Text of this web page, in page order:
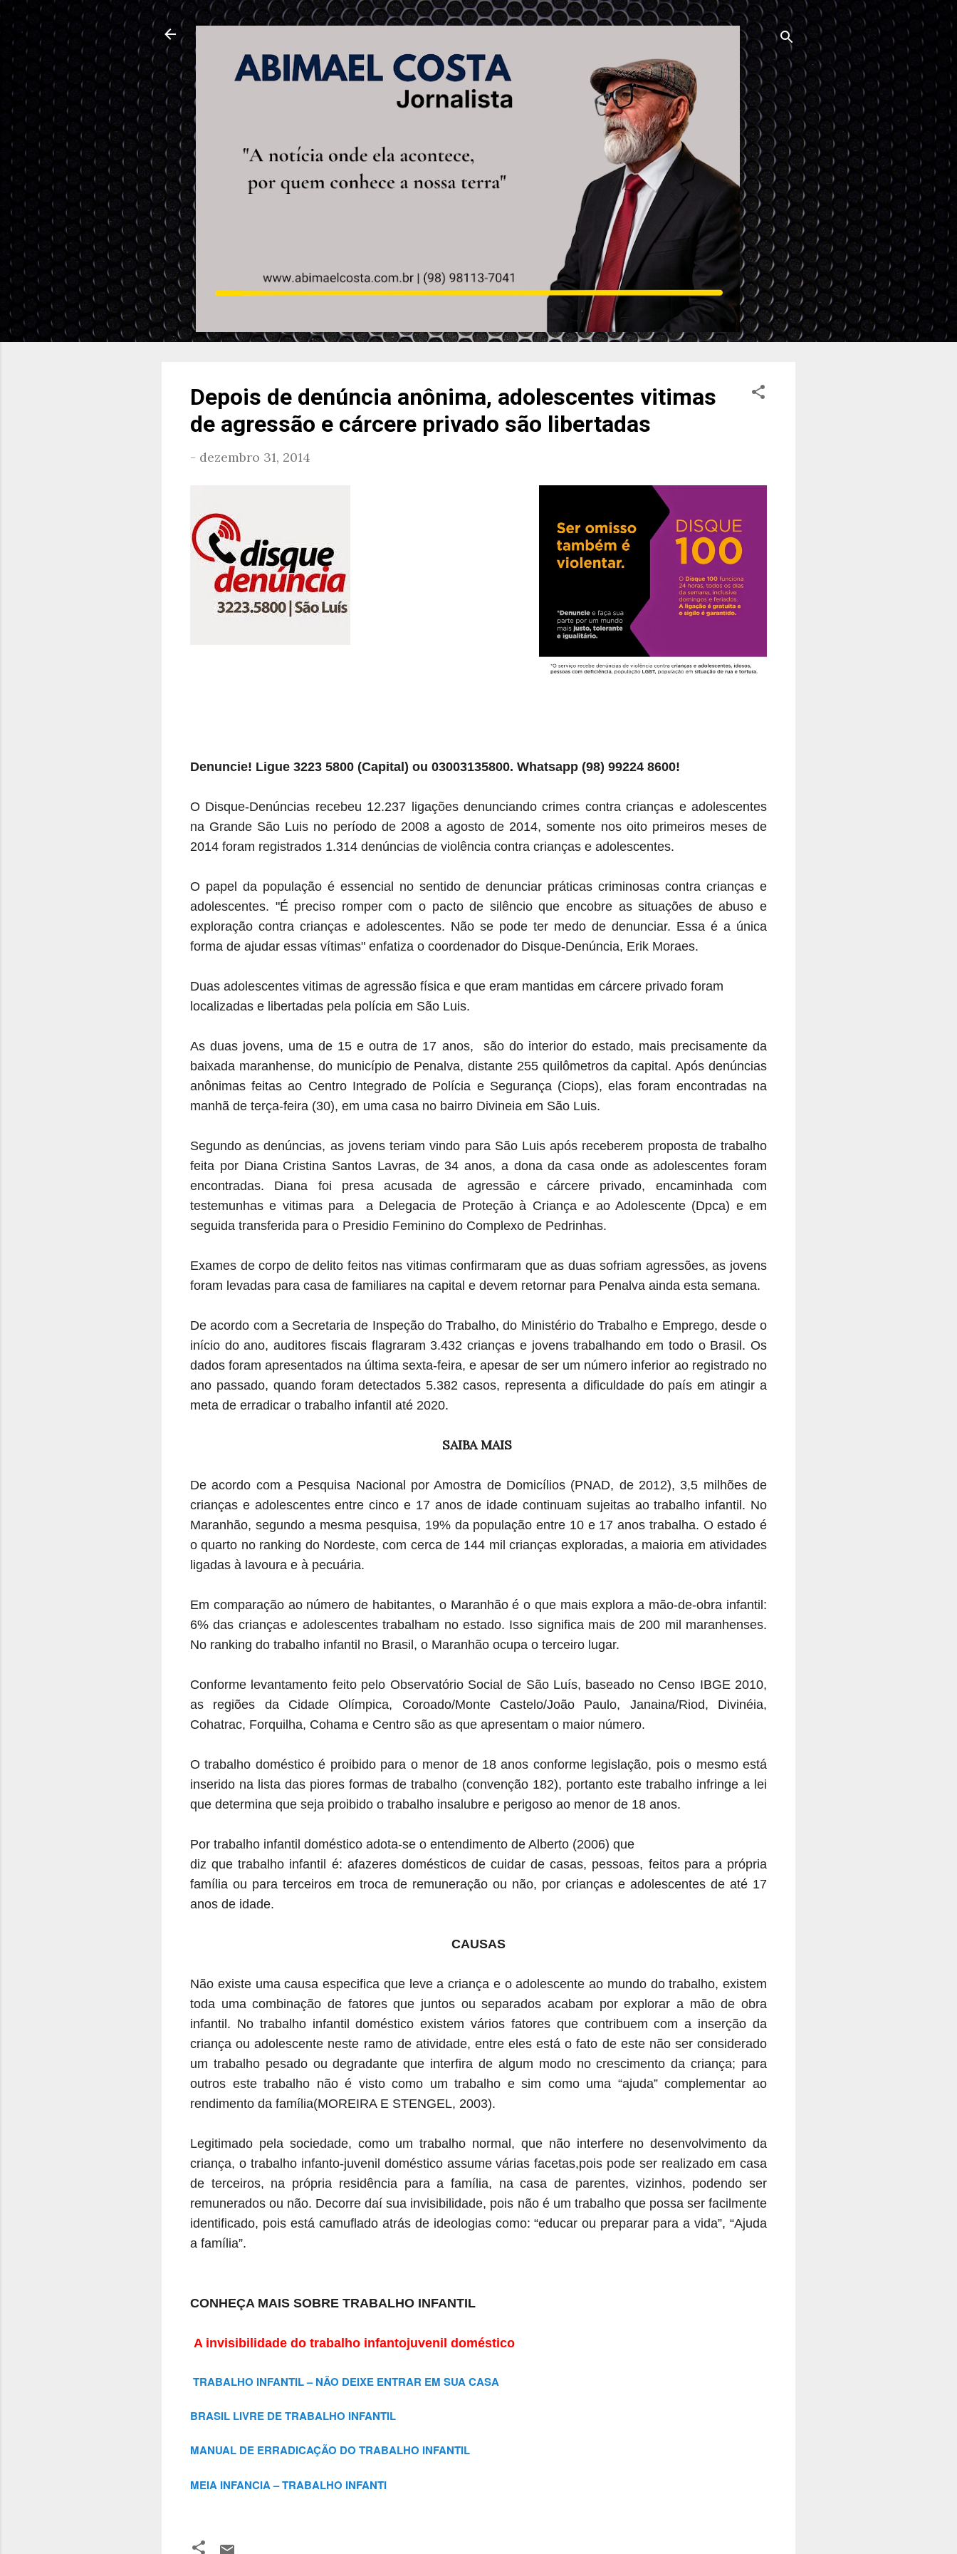
Pular para o conteúdo principal
Depois de denúncia anônima, adolescentes vitimas
de agressão e cárcere privado são libertadas
- dezembro 31, 2014
Denuncie! Ligue 3223 5800 (Capital) ou 03003135800. Whatsapp (98) 99224 8600!
O Disque-Denúncias recebeu 12.237 ligações denunciando crimes contra crianças e adolescentes
na Grande São Luis no período de 2008 a agosto de 2014, somente nos oito primeiros meses de
2014 foram registrados 1.314 denúncias de violência contra crianças e adolescentes.
O papel da população é essencial no sentido de denunciar práticas criminosas contra crianças e
adolescentes. "É preciso romper com o pacto de silêncio que encobre as situações de abuso e
exploração contra crianças e adolescentes. Não se pode ter medo de denunciar. Essa é a única
forma de ajudar essas vítimas" enfatiza o coordenador do Disque-Denúncia, Erik Moraes.
Duas adolescentes vitimas de agressão física e que eram mantidas em cárcere privado foram
localizadas e libertadas pela polícia em São Luis.
As duas jovens, uma de 15 e outra de 17 anos,
são do interior do estado, mais precisamente da
baixada maranhense, do município de Penalva, distante 255 quilômetros da capital. Após denúncias
anônimas feitas ao Centro Integrado de Polícia e Segurança (Ciops), elas foram encontradas na
manhã de terça-feira (30), em uma casa no bairro Divineia em São Luis.
Segundo as denúncias, as jovensteriam vindo para São Luis após receberem proposta de trabalho
feita por Diana Cristina Santos Lavras, de 34 anos, a dona da casa onde as adolescentes foram
encontradas. Diana foi presaacusada de agressão e cárcere privado, encaminhada com
testemunhas e vitimas para
a Delegacia de Proteção à Criança e ao Adolescente (Dpca) e em
seguida transferida para o Presidio Feminino do Complexo de Pedrinhas.
Exames de corpo de delito feitos nas vitimas confirmaram que as duas sofriam agressões, as jovens
foram levadas para casa de familiares na capital e devem retornar para Penalva ainda esta semana.
De acordo com a Secretaria de Inspeção do Trabalho, do Ministério do Trabalho e Emprego, desde o
início do ano, auditores fiscais flagraram 3.432 crianças e jovens trabalhando em todo o Brasil. Os
dados foram apresentados na última sexta-feira, e apesar de ser um número inferior ao registrado no
ano passado, quando foram detectados 5.382 casos, representa a dificuldade do país em atingir a
meta de erradicar o trabalho infantil até 2020.
SAIBA MAIS
De acordo com a Pesquisa Nacional por Amostra de Domicílios (PNAD, de 2012), 3,5 milhões de
crianças e adolescentes entre cinco e 17 anos de idade continuam sujeitas ao trabalho infantil. No
Maranhão, segundo a mesma pesquisa, 19% da população entre 10 e 17 anos trabalha. O estado é
o quarto no ranking do Nordeste, com cerca de 144 mil crianças exploradas, a maioria em atividades
ligadas à lavoura e à pecuária.
Em comparação ao número de habitantes, o Maranhão é o que mais explora a mão-de-obra infantil:
6% das crianças e adolescentes trabalham no estado. Isso significa mais de 200 mil maranhenses.
No ranking do trabalho infantil no Brasil, o Maranhão ocupa o terceiro lugar.
Conforme levantamento feito pelo Observatório Social de São Luís, baseado no Censo IBGE 2010,
as regiões da Cidade Olímpica, Coroado/Monte Castelo/João Paulo, Janaina/Riod, Divinéia,
Cohatrac, Forquilha, Cohama e Centro são as que apresentam o maior número.
O trabalho doméstico é proibido para o menor de 18 anos conforme legislação, pois o mesmo está
inserido na lista das piores formas de trabalho (convenção 182), portanto este trabalho infringe a lei
que determina que seja proibido o trabalho insalubre e perigoso ao menor de 18 anos.
Por trabalho infantil doméstico adota-se o entendimento de Alberto (2006) que
diz que trabalho infantil é: afazeres domésticos de cuidar de casas, pessoas, feitos para a própria
família ou para terceiros em troca de remuneração ou não, por crianças e adolescentes de até 17
anos de idade.
CAUSAS
Não existe uma causa especifica que leve a criança e o adolescente ao mundo dotrabalho, existem
toda uma combinação de fatores que juntos ou separados acabam porexplorar a mão de obra
infantil. No trabalho infantil doméstico existem vários fatores que contribuem com a inserção da
criança ou adolescente neste ramo de atividade, entre eles está o fato de este não ser considerado
um trabalho pesado ou degradante que interfira de algum modo no crescimento da criança; para
outros este trabalho não é vistocomo um trabalho e sim como uma “ajuda” complementar ao
rendimento da família(MOREIRA E STENGEL, 2003).
Legitimado pela sociedade, como um trabalho normal, que não interfere no desenvolvimento da
criança, o trabalho infanto-juvenil doméstico assume várias facetas,pois pode ser realizado em casa
de terceiros, na própria residência para a família, nacasa de parentes, vizinhos, podendo ser
remunerados ou não. Decorre daí sua invisibilidade, pois não é um trabalho que possa ser facilmente
identificado, pois está camuflado atrás de ideologias como: “educar ou preparar para a vida”, “Ajuda
a família”.
CONHEÇA MAIS SOBRE TRABALHO INFANTIL
A invisibilidade do trabalho infantojuvenil doméstico
TRABALHO INFANTIL – NÃO DEIXE ENTRAR EM SUA CASA
BRASIL LIVRE DE TRABALHO INFANTIL
MANUAL DE ERRADICAÇÃO DO TRABALHO INFANTIL
MEIA INFANCIA – TRABALHO INFANTI